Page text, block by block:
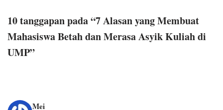
10 tanggapan pada “7 Alasan yang Membuat
Mahasiswa Betah dan Merasa Asyik Kuliah di
UMP”
Mei